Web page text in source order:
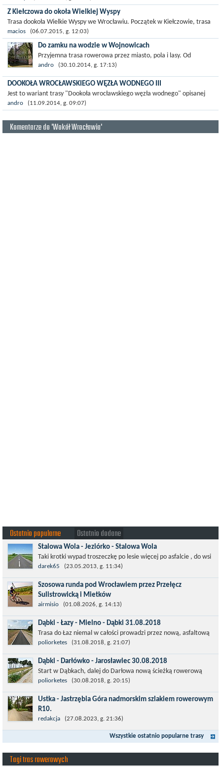
Z Kiełczowa do okoła Wielkiej Wyspy
Trasa dookoła Wielkie Wyspy we Wrocławiu. Początek w Kiełczowie, trasa
prosta, ale obecnie przebudowywane są wały nad Odrą i mogą być
problemy z...
macios (06.07.2015, g. 12:03)
Do zamku na wodzie w Wojnowicach
Przyjemna trasa rowerowa przez miasto, pola i lasy. Od
centrum na Maślice trasa wiedzie ścieżkami rowerowymi
wzdłuż ulic, potem mało uczęszczanymi...
andro (30.10.2014, g. 17:13)
DOOKOŁA WROCŁAWSKIEGO WĘZŁA WODNEGO III
Jest to wariant trasy "Dookoła wrocławskiego węzła wodnego" opisanej
pod linkiem (naciśnj tu). Różnica polega na tym, że nie pojechałem...
andro (11.09.2014, g. 09:07)
Komentarze do 'Wokół Wrocławia'
Ostatnio popularne Ostatnio dodane
Stalowa Wola - Jeziórko - Stalowa Wola
Taki krotki wypad troszeczkę po lesie więcej po asfalcie , do wsi
której już nie ma , kopalni siarki również nie ma , a ci co
pamiętają okres...
darek65 (23.05.2013, g. 11:34)
Szosowa runda pod Wrocławiem przez Przełęcz
Sulistrowicką i Mietków
Łatwa, szosowa runda pod Wrocławiem, raczej płaska z jednym
małym podjazdem na Przełęcz Sulistrowicką od strony Olesznej.
To trasa idealna na...
airmisio (01.08.2026, g. 14:13)
Dąbki - Łazy - Mielno - Dąbki 31.08.2018
Trasa do Łaz niemal w całości prowadzi przez nową, asfaltową
ścieżkę rowerową (od Dąbek do Iwięcina wzdłuż drogi 203).
Niestety jest to trasa nie...
poliorketes (31.08.2018, g. 21:07)
Dąbki - Darłówko - Jarosławiec 30.08.2018
Start w Dąbkach, dalej do Darłowa nową ścieżką rowerową
(niekiedy pieszo-rowerową), gdzie na pierwszym rondzie zjazd
w stronę Darłówka Zachodniego....
poliorketes (30.08.2018, g. 20:15)
Ustka - Jastrzębia Góra nadmorskim szlakiem rowerowym
R10.
Międzynarodowy Szlak Rowerowy R-10, jest częścią sieci
EuroVelo. Prowadzi wzdłuż brzegu dookoła Morza Bałtyckiego.
Trasa liczy w sumie ponad 8500...
redakcja (27.08.2023, g. 21:36)
Wszystkie ostatnio popularne trasy
Tagi tras rowerowych